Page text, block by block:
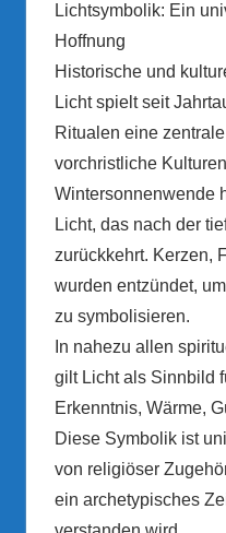
Lichtsymbolik: Ein
Hoffnung
Historische und
Licht spielt seit
Ritualen eine
vorchristliche
Wintersonnenwende
Licht, das nach der
zurückkehrt. Kerzen,
wurden entzündet,
zu symbolisieren.
In nahezu allen
gilt Licht als Sinnbild
Erkenntnis, Wärme,
Diese Symbolik ist
von religiöser
ein archetypisches